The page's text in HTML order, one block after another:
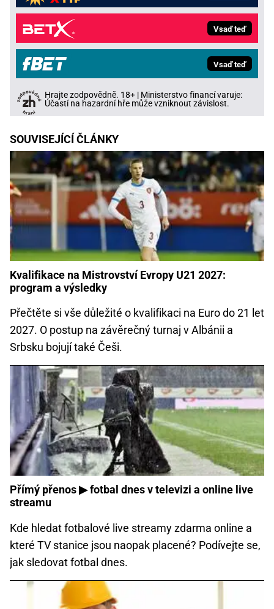
Vsaď teď
Vsaď teď
Hrajte zodpovědně. 18+ | Ministerstvo financí varuje:
Účastí na hazardní hře může vzniknout závislost.
SOUVISEJÍCÍ ČLÁNKY
Kvalifikace na Mistrovství Evropy U21 2027:
program a výsledky
Přečtěte si vše důležité o kvalifikaci na Euro do 21 let
2027. O postup na závěrečný turnaj v Albánii a
Srbsku bojují také Češi.
Přímý přenos ▶ fotbal dnes v televizi a online live
streamu
Kde hledat fotbalové live streamy zdarma online a
které TV stanice jsou naopak placené? Podívejte se,
jak sledovat fotbal dnes.